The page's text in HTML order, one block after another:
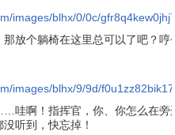
images/blhx/0/0c/
放个躺椅在这里总可以了吧？
images/blhx/9/9d/
啊！指挥官，你、你怎么在
听到，快忘掉！